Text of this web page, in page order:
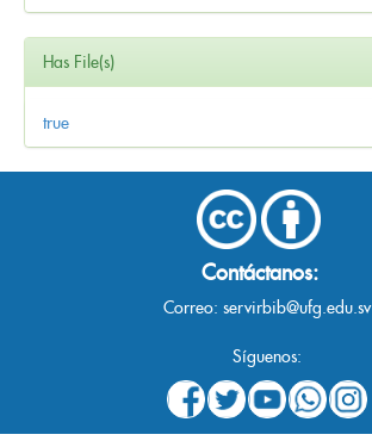
Has File(s)
true
Contáctanos:
Correo: servirbib@ufg.edu.sv
Síguenos: